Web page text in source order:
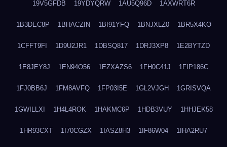
19V5GFDB 19YDYQRW 1AU5Q96D 1AXWRT6R
1B3DEC8P 1BHACZIN 1BI91YFQ 1BNJXLZ0 1BR5X4KO
1CFFT9FI 1D9U2JR1 1DBSQ817 1DRJ3XP8 1E2BYTZD
1E8JEY8J 1EN94O56 1EZXAZS6 1FH0C41J 1FIP186C
1FJ0BB6J 1FM8AVFQ 1FP03I5E 1GL2VJGH 1GRISVQA
1GWILLXI 1H4L4ROK 1HAKMC6P 1HDB3VUY 1HHJEK58
1HR93CXT 1I70CGZX 1IASZ8H3 1IF86W04 1IHA2RU7